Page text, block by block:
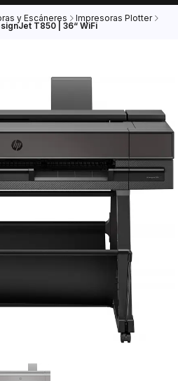
y Escáneres Impresoras Plotter
T850 | 36“ WiFi